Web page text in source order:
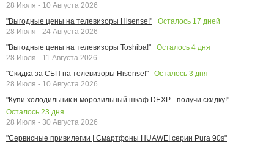
28 Июля - 10 Августа 2026
"Выгодные цены на телевизоры Hisense!"
Осталось 17 дней
28 Июля - 24 Августа 2026
"Выгодные цены на телевизоры Toshiba!"
Осталось 4 дня
28 Июля - 11 Августа 2026
"Скидка за СБП на телевизоры Hisense!"
Осталось 3 дня
28 Июля - 10 Августа 2026
"Купи холодильник и морозильный шкаф DEXP - получи скидку!"
Осталось 23 дня
28 Июля - 30 Августа 2026
"Сервисные привилегии | Смартфоны HUAWEI серии Pura 90s"